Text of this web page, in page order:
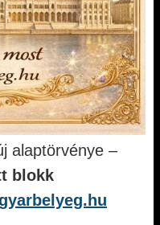
alaptörvénye –
blokk